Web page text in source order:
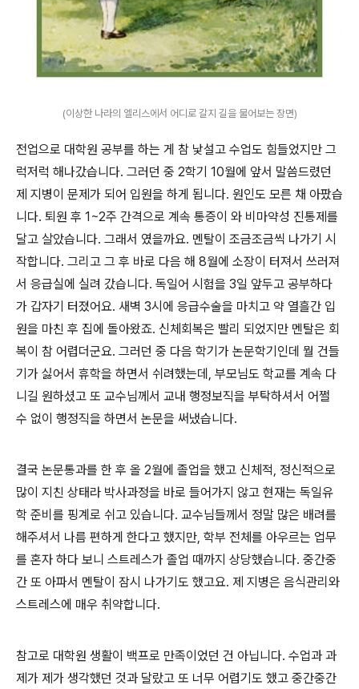
(이상한 나라의 엘리스에서 어디로 갈지 길을 물어보는 장면)
전업으로 대학원 공부를 하는 게 참 낯설고 수업도 힘들었지만 그
럭저럭 해나갔습니다. 그러던 중 2학기 10월에 앞서 말씀드렸던
제 지병이 문제가 되어 입원을 하게 됩니다. 원인도 모른 채 아팠습
니다. 퇴원 후 1~2주 간격으로 계속 통증이 와 비마약성 진통제를
달고 살았습니다. 그래서 였을까요. 멘탈이 조금조금씩 나가기 시
작합니다. 그리고 그 후 바로 다음 해 8월에 소장이 터져서 쓰러져
서 응급실에 실려 갔습니다. 독일어 시험을 3일 앞두고 공부하다
가 갑자기 터졌어요. 새벽 3시에 응급수술을 마치고 약 열흘간 입
원을 마친 후 집에 돌아왔죠. 신체회복은 빨리 되었지만 멘탈은 회
복이 참 어렵더군요. 그러던 중 다음 학기가 논문학기인데 뭘 건들
기가 싫어서 휴학을 하면서 쉬려했는데 , 부모님도 학교를 계속 다
니길 원하셨고 또 교수님께서 교내 행정보직을 부탁하셔서 어쩔
수 없이 행정직을 하면서 논문을 써냈습니다.
결국 논문통과를 한 후 올 2월에 졸업을 했고 신체적, 정신적으로
많이 지친 상태라 박사과정을 바로 들어가지 않고 현재는 독일유
학 준비를 핑계로 쉬고 있습니다. 교수님들께서 정말 많은 배려를
해주셔서 나름 편하게 한다고 했지만, 학부 전체를 아우르는 업무
를 혼자 하다 보니 스트레스가 졸업 때까지 상당했습니다. 중간중
간 또 아파서 멘탈이 잠시 나가기도 했고요. 제 지병은 음식관리와
스트레스에 매우 취약합니다.
참고로 대학원 생활이 백프로 만족이었던 건 아닙니다. 수업과 과
제가 제가 생각했던 것과 달랐고 또 너무 어렵기도 했고 중간중간